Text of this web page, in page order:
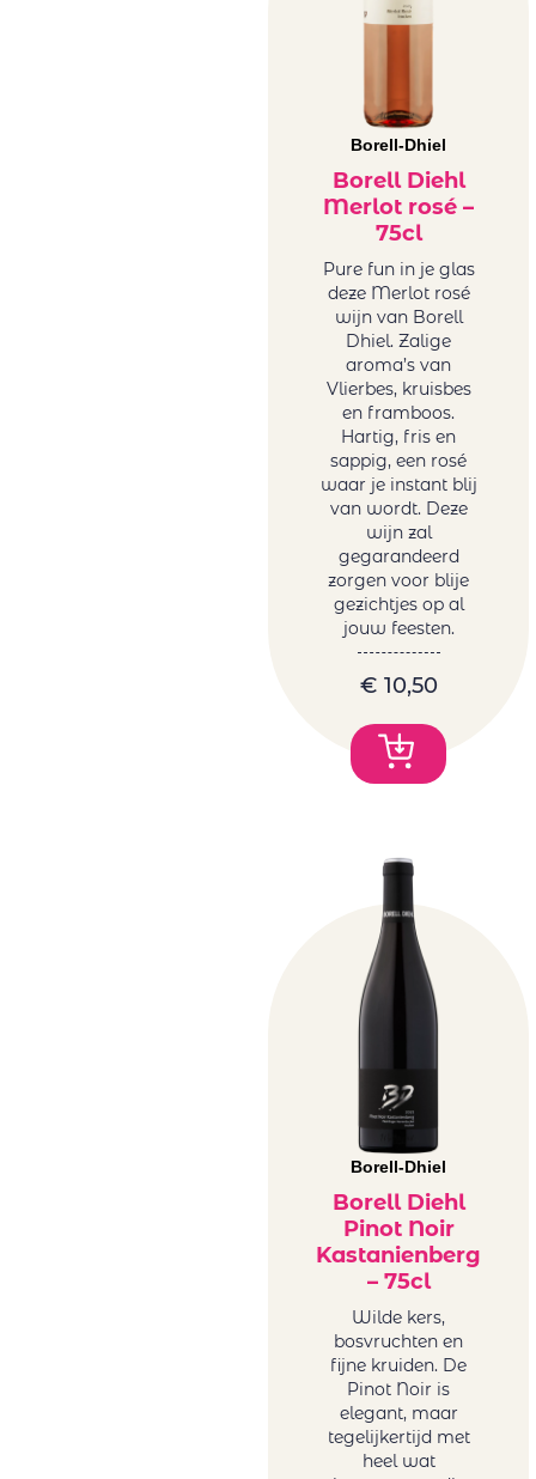
Borell-Dhiel
Borell Diehl
Merlot rosé –
75cl
Pure fun in je glas
deze Merlot rosé
wijn van Borell
Dhiel. Zalige
aroma’s van
Vlierbes, kruisbes
en framboos.
Hartig, fris en
sappig, een rosé
waar je instant blij
van wordt. Deze
wijn zal
gegarandeerd
zorgen voor blije
gezichtjes op al
jouw feesten.
€ 10,50
Borell-Dhiel
Borell Diehl
Pinot Noir
Kastanienberg
– 75cl
Wilde kers,
bosvruchten en
fijne kruiden. De
Pinot Noir is
elegant, maar
tegelijkertijd met
heel wat